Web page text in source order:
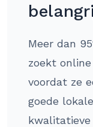
Meer dan
zoekt
voordat ze
goede
kwalitatieve